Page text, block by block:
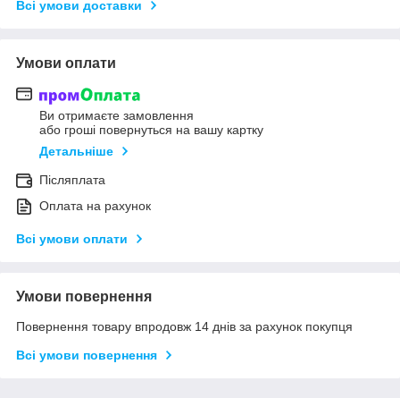
Всі умови доставки
Умови оплати
Ви отримаєте замовлення
або гроші повернуться на вашу картку
Детальніше
Післяплата
Оплата на рахунок
Всі умови оплати
Умови повернення
Повернення товару впродовж 14 днів за рахунок покупця
Всі умови повернення